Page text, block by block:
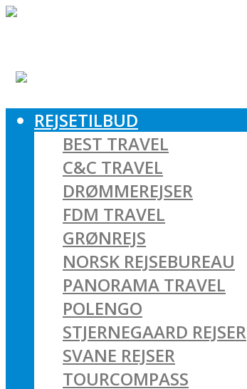
REJSETILBUD
BEST TRAVEL
C&C TRAVEL
DRØMMEREJSER
FDM TRAVEL
GRØNREJS
NORSK REJSEBUREAU
PANORAMA TRAVEL
POLENGO
STJERNEGAARD REJSER
SVANE REJSER
TOURCOMPASS